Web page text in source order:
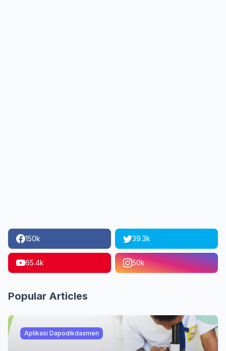
150k 39.3k
65.4k 50k
Popular Articles
Aplikasi Dapodikdasmen